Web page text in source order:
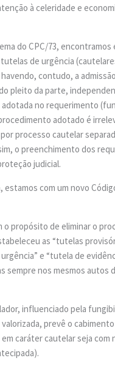
à celeridade e
do CPC/73, encontramos
de urgência
contudo, a
pleito da parte,
no requerimento
adotado é
processo cautelar
o preenchimento dos
judicial.
estamos com um novo
o propósito de eliminar o
as “tutelas
e “tutela de
sempre nos mesmos autos
influenciado pela
prevê o
caráter cautelar seja com